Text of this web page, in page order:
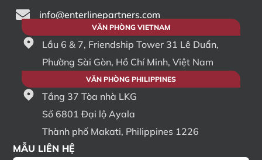
info@enterlinepartners.com
VĂN PHÒNG VIETNAM
Lầu 6 & 7, Friendship Tower 31 Lê Duẩn,
Phường Sài Gòn, Hồ Chí Minh, Việt Nam
VĂN PHÒNG PHILIPPINES
Tầng 37 Tòa nhà LKG
Số 6801 Đại lộ Ayala
Thành phố Makati, Philippines 1226
MẪU LIÊN HỆ